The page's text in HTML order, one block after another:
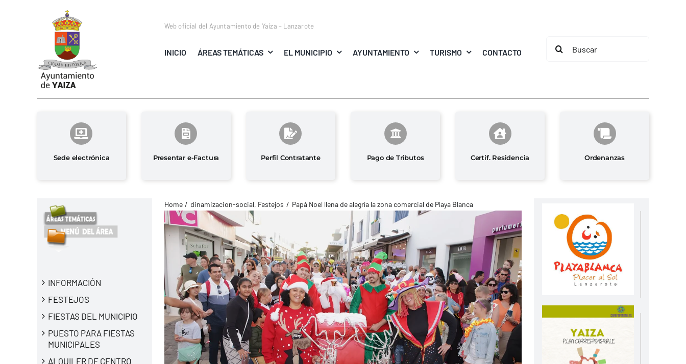
Web oficial del Ayuntamiento de Yaiza – Lanzarote
INICIO ÁREAS TEMÁTICAS EL MUNICIPIO AYUNTAMIENTO TURISMO CONTACTO
Buscar:
Sede electrónica Presentar e-Factura Perfil Contratante Pago de Tributos Certif. Residencia Ordenanzas
INFORMACIÓN
FESTEJOS
FIESTAS DEL MUNICIPIO
PUESTO PARA FIESTAS
MUNICIPALES
ALQUILER DE CENTRO
Home dinamizacion-social Festejos Papá Noel llena de alegría la zona comercial de Playa Blanca